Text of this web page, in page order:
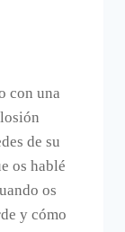
con una
de su
os hablé
os
y cómo